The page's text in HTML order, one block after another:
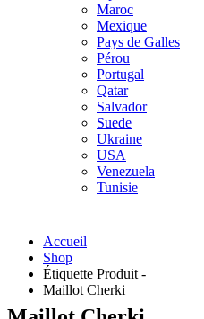
Maroc
Mexique
Pays de Galles
Pérou
Portugal
Qatar
Salvador
Suede
Ukraine
USA
Venezuela
Tunisie
Accueil
Shop
Étiquette Produit -
Maillot Cherki